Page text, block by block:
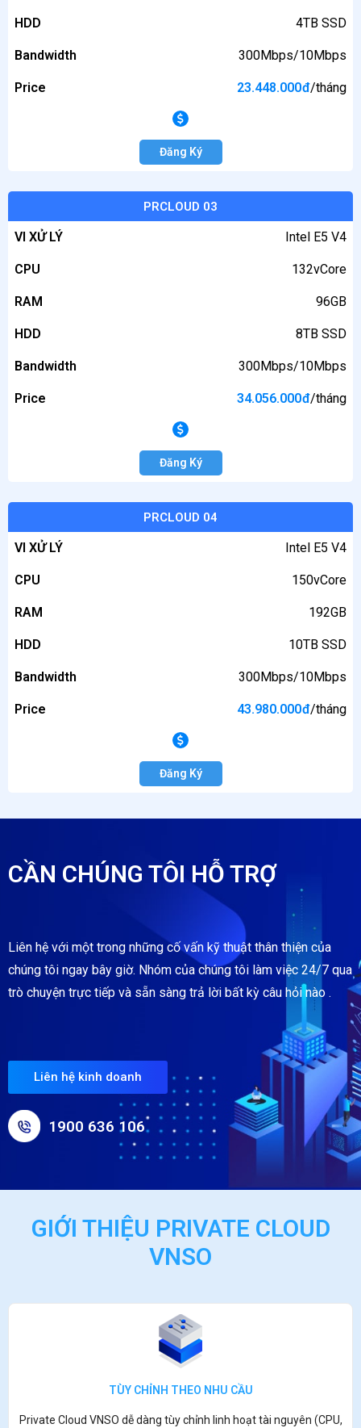
HDD 4TB SSD
Bandwidth 300Mbps/10Mbps
Price 23.448.000đ/tháng
Đăng Ký
PRCLOUD 03
VI XỬ LÝ Intel E5 V4
CPU 132vCore
RAM 96GB
HDD 8TB SSD
Bandwidth 300Mbps/10Mbps
Price 34.056.000đ/tháng
Đăng Ký
PRCLOUD 04
VI XỬ LÝ Intel E5 V4
CPU 150vCore
RAM 192GB
HDD 10TB SSD
Bandwidth 300Mbps/10Mbps
Price 43.980.000đ/tháng
Đăng Ký
CẦN CHÚNG TÔI HỖ TRỢ
Liên hệ với một trong những cố vấn kỹ thuật thân thiện của
chúng tôi ngay bây giờ. Nhóm của chúng tôi làm việc 24/7 qua
trò chuyện trực tiếp và sẵn sàng trả lời bất kỳ câu hỏi nào .
Liên hệ kinh doanh
1900 636 106
GIỚI THIỆU PRIVATE CLOUD
VNSO
TÙY CHỈNH THEO NHU CẦU
Private Cloud VNSO dễ dàng tùy chỉnh linh hoạt tài nguyên (CPU,